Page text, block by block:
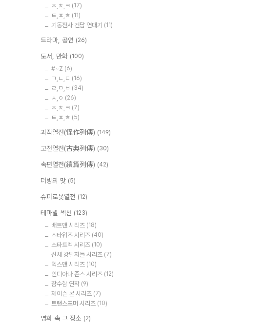
ㅈ,ㅊ,ㅋ (17)
ㅌ,ㅍ,ㅎ (11)
기동전사 건담 연대기 (11)
드라마, 공연 (26)
도서, 만화 (100)
#~Z (6)
ㄱ,ㄴ,ㄷ (16)
ㄹ,ㅁ,ㅂ (34)
ㅅ,ㅇ (26)
ㅈ,ㅊ,ㅋ (7)
ㅌ,ㅍ,ㅎ (5)
괴작열전(怪作列傳) (149)
고전열전(古典列傳) (30)
속편열전(續篇列傳) (42)
더빙의 맛 (5)
슈퍼로봇열전 (12)
테마별 섹션 (123)
배트맨 시리즈 (18)
스타워즈 시리즈 (40)
스타트렉 시리즈 (10)
신체 강탈자들 시리즈 (7)
엑스맨 시리즈 (10)
인디아나 존스 시리즈 (12)
잠수함 연작 (9)
제이슨 본 시리즈 (7)
트랜스포머 시리즈 (10)
영화 속 그 장소 (2)